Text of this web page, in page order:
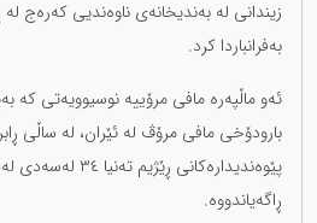
بەفرانباردا کرد.
ئەو ماڵپەرە مافی مرۆییە نوسیوویەتی کە
بارودۆخی مافی مرۆڤ لە ئێران، لە ساڵی
پێوەندیدارەکانی
ڕاگەیاندووە.